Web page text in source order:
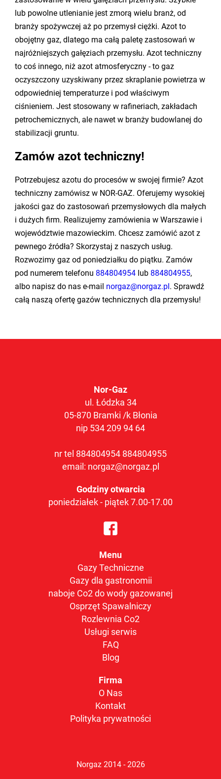
lub powolne utlenianie jest zmorą wielu branż, od
branży spożywczej aż po przemysł ciężki. Azot to
obojętny gaz, dlatego ma całą paletę zastosowań w
najróżniejszych gałęziach przemysłu. Azot techniczny
to coś innego, niż azot atmosferyczny - to gaz
oczyszczony uzyskiwany przez skraplanie powietrza w
odpowiedniej temperaturze i pod właściwym
ciśnieniem. Jest stosowany w rafineriach, zakładach
petrochemicznych, ale nawet w branży budowlanej do
stabilizacji gruntu.
Zamów azot techniczny!
Potrzebujesz azotu do procesów w swojej firmie? Azot
techniczny zamówisz w NOR-GAZ. Oferujemy wysokiej
jakości gaz do zastosowań przemysłowych dla małych
i dużych firm. Realizujemy zamówienia w Warszawie i
województwie mazowieckim. Chcesz zamówić azot z
pewnego źródła? Skorzystaj z naszych usług.
Rozwozimy gaz od poniedziałku do piątku. Zamów
pod numerem telefonu 884804954 lub 884804955,
albo napisz do nas e-mail norgaz@norgaz.pl. Sprawdź
całą naszą ofertę gazów technicznych dla przemysłu!
Nor-Gaz
ul. Łódzka 34
05-870 Bramki /k Błonia
nip 534 209 94 64
nr tel 884804954 884804955
email: norgaz@norgaz.pl
Godziny otwarcia
poniedziałek - piątek 7.00-17.00
Menu
Gazy Techniczne
Gazy dla gastronomii
naboje Co2 do wody gazowanej
Osprzęt Spawalniczy
Rozlewnia Co2
Usługi serwis
FAQ
Blog
Firma
O Nas
Kontakt
Polityka prywatności
Norgaz 2014 - 2026